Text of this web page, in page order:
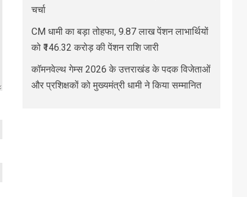
चर्चा
CM धामी का बड़ा तोहफा, 9.87 लाख पेंशन लाभार्थियों
को ₹146.32 करोड़ की पेंशन राशि जारी
कॉमनवेल्थ गेम्स 2026 के उत्तराखंड के पदक विजेताओं
और प्रशिक्षकों को मुख्यमंत्री धामी ने किया सम्मानित